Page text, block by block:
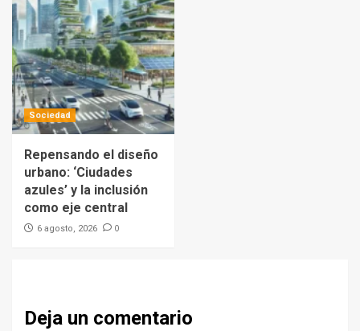
Sociedad
Repensando el diseño
urbano: ‘Ciudades
azules’ y la inclusión
como eje central
6 agosto, 2026 0
Deja un comentario